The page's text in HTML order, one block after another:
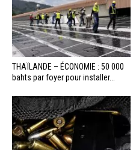
THAÏLANDE – ÉCONOMIE : 50 000
bahts par foyer pour installer...